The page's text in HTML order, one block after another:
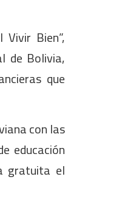
Bien”,
de Bolivia,
que
con las
educación
gratuita el